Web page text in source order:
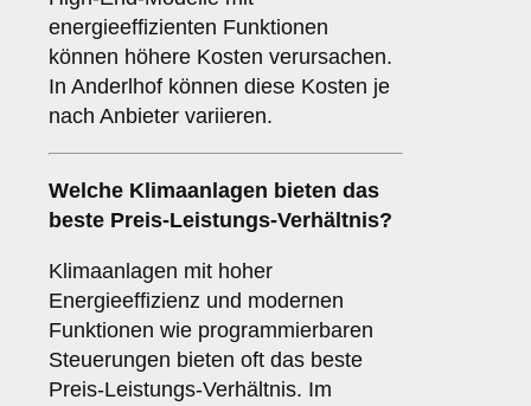
energieeffizienten Funktionen
können höhere Kosten verursachen.
In Anderlhof können diese Kosten je
nach Anbieter variieren.
Welche Klimaanlagen bieten das
beste Preis-Leistungs-Verhältnis?
Klimaanlagen mit hoher
Energieeffizienz und modernen
Funktionen wie programmierbaren
Steuerungen bieten oft das beste
Preis-Leistungs-Verhältnis. Im